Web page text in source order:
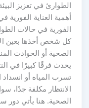
الطوارئ في تعزيز
أهمية العناية الفورية
الفورية في حالات
كل شخص أخذها بعين
الصحية أو الحوادث
يحدث فرقًا كبيرًا في
تسرب المياه أو
الانتظار مكلفة جدًا،
الصحية. هنا يأتي دور